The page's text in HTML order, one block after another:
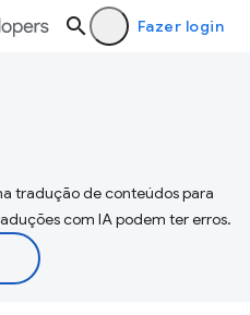
Fazer login
tradução de conteúdos para
com IA podem ter erros.